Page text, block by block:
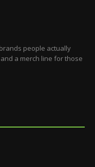
people actually
a merch line for those